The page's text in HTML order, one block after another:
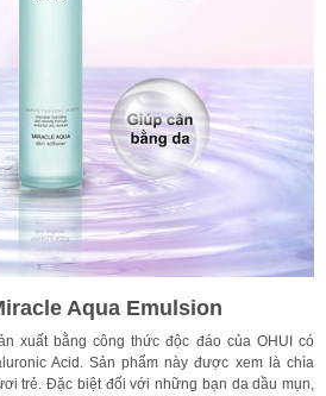
Aqua Emulsion
xuất bằng công thức độc đáo của OHUI có
Acid. Sản phẩm này được xem là chìa
trẻ. Đặc biệt đối với những bạn da dầu mụn,